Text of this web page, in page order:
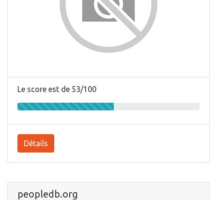
Le score est de 53/100
Détails
peopledb.org